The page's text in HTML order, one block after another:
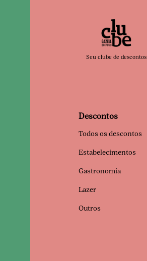
Seu clube de descontos
Descontos
Todos os descontos
Estabelecimentos
Gastronomia
Lazer
Outros